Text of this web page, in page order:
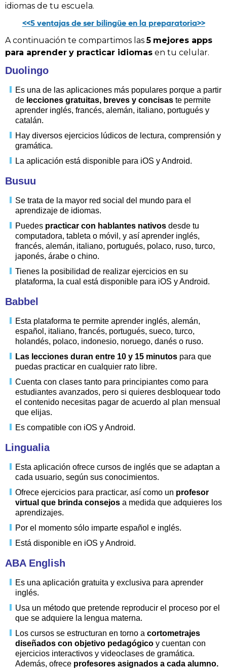
idiomas de tu escuela.
<<5 ventajas de ser bilingüe en la preparatoria>>
A continuación te compartimos las5 mejores apps
para aprender y practicar idiomas en tu celular.
Duolingo
Es una de las aplicaciones más populares porque a partir
de lecciones gratuitas, breves y concisas te permite
aprender inglés, francés, alemán, italiano, portugués y
catalán.
Hay diversos ejercicios lúdicos de lectura, comprensión y
gramática.
La aplicación está disponible para iOS y Android.
Busuu
Se trata de la mayor red social del mundo para el
aprendizaje de idiomas.
Puedes practicar con hablantes nativos desde tu
computadora, tableta o móvil, y así aprender inglés,
francés, alemán, italiano, portugués, polaco, ruso, turco,
japonés, árabe o chino.
Tienes la posibilidad de realizar ejercicios en su
plataforma, la cual está disponible para iOS y Android.
Babbel
Esta plataforma te permite aprender inglés, alemán,
español, italiano, francés, portugués, sueco, turco,
holandés, polaco, indonesio, noruego, danés o ruso.
Las lecciones duran entre 10 y 15 minutos para que
puedas practicar en cualquier rato libre.
Cuenta con clases tanto para principiantes como para
estudiantes avanzados, pero si quieres desbloquear todo
el contenido necesitas pagar de acuerdo al plan mensual
que elijas.
Es compatible con iOS y Android.
Lingualia
Esta aplicación ofrece cursos de inglés que se adaptan a
cada usuario, según sus conocimientos.
Ofrece ejercicios para practicar, así como un profesor
virtual que brinda consejos a medida que adquieres los
aprendizajes.
Por el momento sólo imparte español e inglés.
Está disponible en iOS y Android.
ABA English
Es una aplicación gratuita y exclusiva para aprender
inglés.
Usa un método que pretende reproducir el proceso por el
que se adquiere la lengua materna.
Los cursos se estructuran en torno a cortometrajes
diseñados con objetivo pedagógico y cuentan con
ejercicios interactivos y videoclases de gramática.
Además, ofrece profesores asignados a cada alumno.